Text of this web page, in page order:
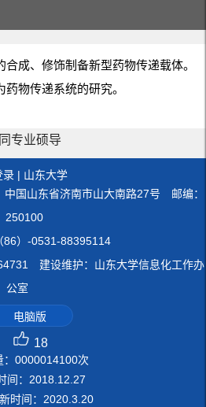
成、修饰制备新型药物传递载体。
物传递系统的研究。
同专业硕导
录 | 山东大学
国山东省济南市山大南路27号 邮编：
250100
86）-0531-88395114
建设维护：山东大学信息化工作办
公室
电脑版
18
0000014100次
间： 2018 12 27
时间： 2020 3 20